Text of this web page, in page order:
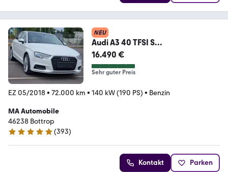
NEU
Audi A3 40 TFSI S
TRONIC*SPORTBACK
16.490 €
Sehr guter Preis
EZ 05/2018• 72.000 km • 140 kW (190 PS) • Benzin
MA Automobile
46238 Bottrop
5 Sterne
(393)
Kontakt Parken